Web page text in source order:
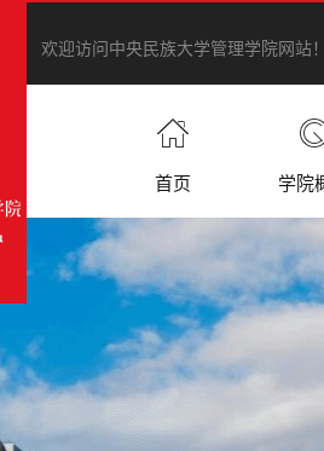
欢迎访问中央民族大学管理学院网站
首页 学院